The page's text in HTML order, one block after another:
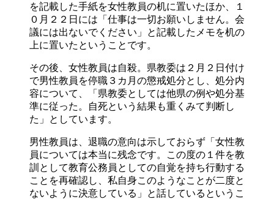
を記載した手紙を女性教員の机に置いたほか、１
０月２２日には「仕事は一切お願いしません。会
議には出ないでください」と記載したメモを机の
上に置いたということです。
その後、女性教員は自殺。県教委は２月２日付け
で男性教員を停職３カ月の懲戒処分とし、処分内
容について、「県教委としては他県の例や処分基
準に従った。自死という結果も重くみて判断し
た」としています。
男性教員は、退職の意向は示しておらず「女性教
員については本当に残念です。この度の１件を教
訓として教育公務員としての自覚を持ち行動する
ことを再確認し、私自身このようなことが二度と
ないように決意している」と話しているというこ